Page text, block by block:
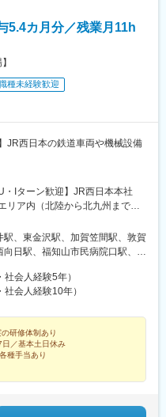
5.4カ月分／残業月11h
種未経験歓迎
JR西日本の鉄道車両や機械設備
・Iターン歓迎】JR西日本本社
リア内（北陸から北九州まで）
属をいたします【北陸エリア】
、白山市）福井県（敦賀市）
日市、福知山市）大阪府（大
歌山県（和歌山市、田辺市）
子市）島根県（出雲市）岡山
＞〒530-8341大阪府大阪市北
徒歩7分）※受動喫煙対策：敷
、東金沢駅、加賀笠間駅、敦賀
日駅、福知山市民病院口駅、森
、高井田中央駅、日根野駅、林
路駅、太市駅、網干駅、厄神
駅、出雲神西駅、大安寺駅、北
、新山口駅、幡生駅、下関
)、大阪城公園駅、大阪阿部野橋
パーク駅、鳳駅、山陽姫路駅、
津駅(地下鉄)、天王寺駅前駅、大
会人経験5年）
会人経験10年）
研修体制あり
／基本土日休み
種手当あり